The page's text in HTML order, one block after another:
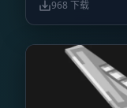
968 下载